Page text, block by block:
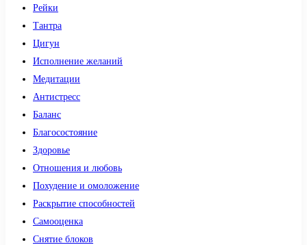
Рейки
Тантра
Цигун
Исполнение желаний
Медитации
Антистресс
Баланс
Благосостояние
Здоровье
Отношения и любовь
Похудение и омоложение
Раскрытие способностей
Самооценка
Снятие блоков